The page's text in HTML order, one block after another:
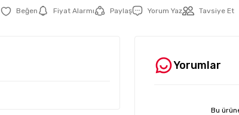
Fiyat Alarmı Paylaş Yorum Yaz Tavsiye Et
Yorumlar
Bu